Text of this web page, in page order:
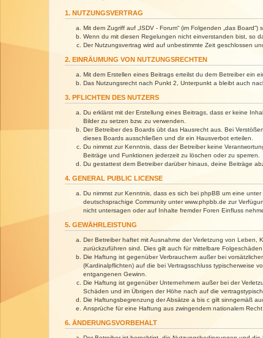
1. NUTZUNGSVERTRAG
Mit dem Zugriff auf „ISDV - Forum“ (im Folgenden „das
Wenn du mit diesen Regelungen nicht einverstanden bist, so
Der Nutzungsvertrag wird auf unbestimmte Zeit geschlossen
2. EINRÄUMUNG VON NUTZUNGSRECHTEN
Mit dem Erstellen eines Beitrags erteilst du dem Betreiber ein
Das Nutzungsrecht nach Punkt 2, Unterpunkt a bleibt auch
3. PFLICHTEN DES NUTZERS
Du erklärst mit der Erstellung eines Beitrags, dass er keine
Bilder zu setzen bzw. zu verwenden.
Der Betreiber des Boards übt das Hausrecht aus. Bei
dieses Boards ausschließen und dir ein Hausverbot erteilen.
Du nimmst zur Kenntnis, dass der Betreiber keine
Beiträge und Funktionen jederzeit zu löschen oder zu sperren.
Du gestattest dem Betreiber darüber hinaus, deine Beiträge
4. GENERAL PUBLIC LICENSE
Du nimmst zur Kenntnis, dass es sich bei phpBB um eine unter
deutschsprachige Community unter www.phpbb.de zur
nicht untersagen oder auf Inhalte fremder Foren Einfluss
5. GEWÄHRLEISTUNG
Der Betreiber haftet mit Ausnahme der Verletzung von Leben,
zurückzuführen sind. Dies gilt auch für mittelbare
Die Haftung ist gegenüber Verbrauchern außer bei
(Kardinalpflichten) auf die bei Vertragsschluss typischerweise
entgangenen Gewinn.
Die Haftung ist gegenüber Unternehmern außer bei der
Schäden und im Übrigen der Höhe nach auf die
Die Haftungsbegrenzung der Absätze a bis c gilt sinngemäß
Ansprüche für eine Haftung aus zwingendem nationalem
6. ÄNDERUNGSVORBEHALT